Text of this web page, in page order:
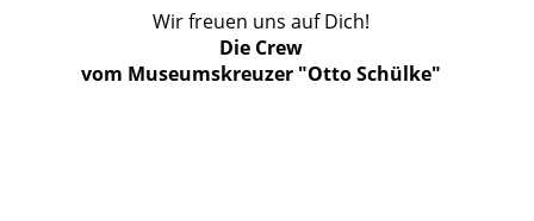
Wir freuen uns auf Dich!
Die Crew
vom Museumskreuzer "Otto Schülke"